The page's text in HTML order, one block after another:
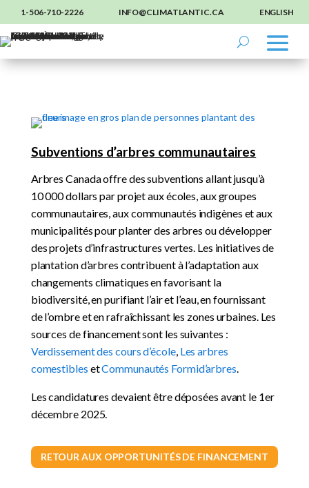
1-506-710-2226 INFO@CLIMATLANTIC.CA ENGLISH
Subventions d’arbres communautaires
Arbres Canada offre des subventions allant jusqu’à
10 000 dollars par projet aux écoles, aux groupes
communautaires, aux communautés indigènes et aux
municipalités pour planter des arbres ou développer
des projets d’infrastructures vertes. Les initiatives de
plantation d’arbres contribuent à l’adaptation aux
changements climatiques en favorisant la
biodiversité, en purifiant l’air et l’eau, en fournissant
de l’ombre et en rafraîchissant les zones urbaines. Les
sources de financement sont les suivantes :
Verdissement des cours d’école, Les arbres
comestibles etCommunautés Formid’arbres.
Les candidatures devaient être déposées avant le 1er
décembre 2025.
RETOUR AUX OPPORTUNITÉS DE FINANCEMENT